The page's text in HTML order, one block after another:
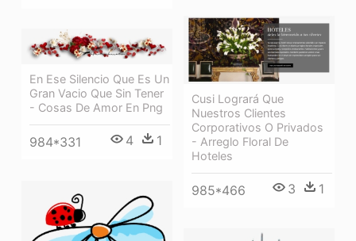
Cusi Logrará Que
Nuestros Clientes
Corporativos O Privados
- Arreglo Floral De
Hoteles
985*466 3 1
En Ese Silencio Que Es Un
Gran Vacio Que Sin Tener
- Cosas De Amor En Png
984*331 4 1